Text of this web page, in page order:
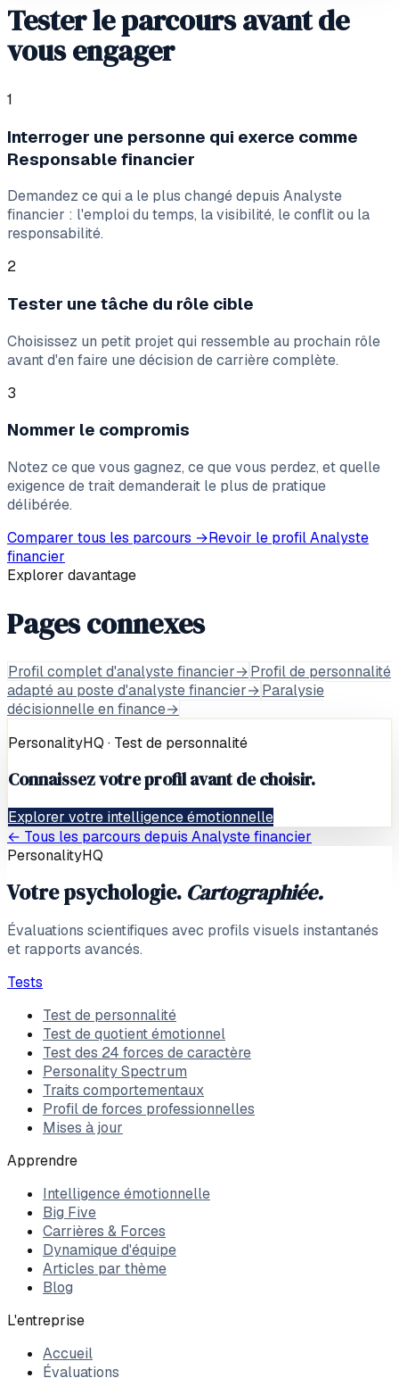
Tester le parcours avant de
vous engager
1
Interroger une personne qui exerce comme
Responsable financier
Demandez ce qui a le plus changé depuis Analyste
financier : l'emploi du temps, la visibilité, le conflit ou la
responsabilité.
2
Tester une tâche du rôle cible
Choisissez un petit projet qui ressemble au prochain rôle
avant d'en faire une décision de carrière complète.
3
Nommer le compromis
Notez ce que vous gagnez, ce que vous perdez, et quelle
exigence de trait demanderait le plus de pratique
délibérée.
Comparer tous les parcours →Revoir le profilAnalyste
financier
Explorer davantage
Pages connexes
Profil complet d'analyste financier→Profil de personnalité
adapté au poste d'analyste financier→Paralysie
décisionnelle en finance→
PersonalityHQ · Test de personnalité
Connaissez votre profil avant de choisir.
Explorer votre intelligence émotionnelle
← Tous les parcours depuis Analyste financier
PersonalityHQ
Votre psychologie. Cartographiée.
Évaluations scientifiques avec profils visuels instantanés
et rapports avancés.
Tests
Test de personnalité
Test de quotient émotionnel
Test des 24 forces de caractère
Personality Spectrum
Traits comportementaux
Profil de forces professionnelles
Mises à jour
Apprendre
Intelligence émotionnelle
Big Five
Carrières & Forces
Dynamique d'équipe
Articles par thème
Blog
L'entreprise
Accueil
Évaluations